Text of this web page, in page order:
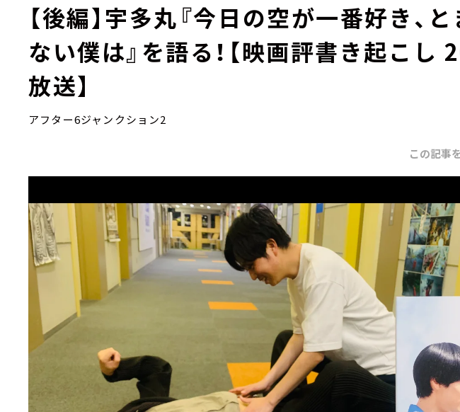
【後編】宇多丸『今日の空が一番好き、
ない僕は』を語る！【映画評書き起こ
放送】
アフター6ジャンクション2
この記事